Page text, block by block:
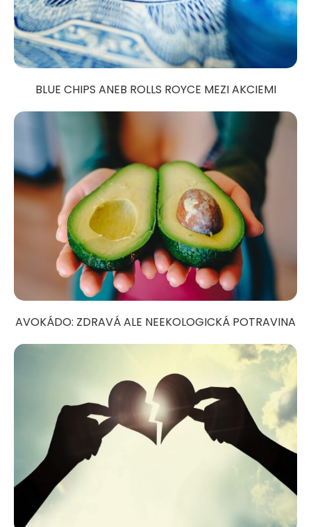
BLUE CHIPS ANEB ROLLS ROYCE MEZI AKCIEMI
AVOKÁDO: ZDRAVÁ ALE NEEKOLOGICKÁ POTRAVINA